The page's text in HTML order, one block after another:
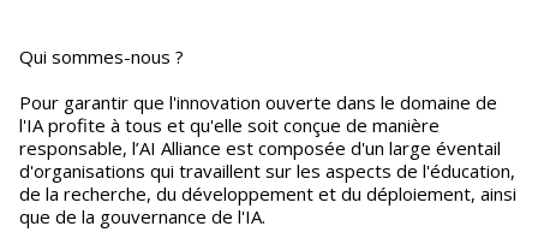
Qui sommes-nous ?
Pour garantir que l'innovation ouverte dans le domaine de
l'IA profite à tous et qu'elle soit conçue de manière
responsable, l’AI Alliance est composée d'un large éventail
d'organisations qui travaillent sur les aspects de l'éducation,
de la recherche, du développement et du déploiement, ainsi
que de la gouvernance de l'IA.